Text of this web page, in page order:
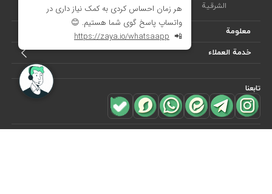
الشرقية
معلومة
خدمة العملاء
تابعنا